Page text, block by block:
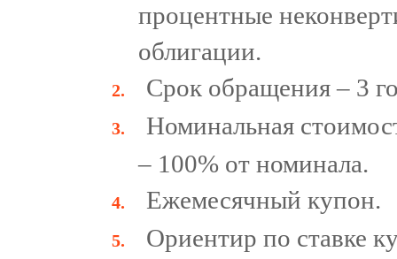
процентные
облигации.
Срок обращения – 3
Номинальная
– 100% от номинала.
Ежемесячный купон.
Ориентир по ставке